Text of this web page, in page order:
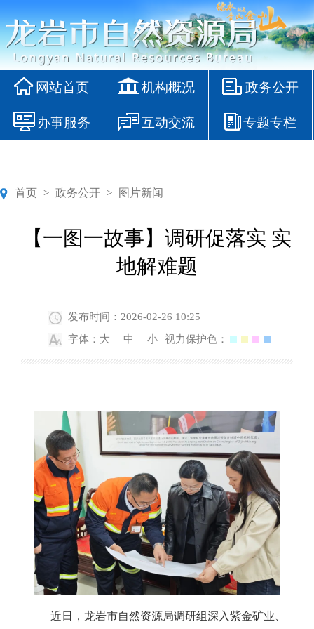
网站首页 机构概况 政务公开
办事服务 互动交流 专题专栏
首页 > 政务公开 > 图片新闻
【一图一故事】调研促落实 实
地解难题
发布时间：2026-02-26 10:25
字体： 大 中 小 视力保护色：
近日，龙岩市自然资源局调研组深入紫金矿业、